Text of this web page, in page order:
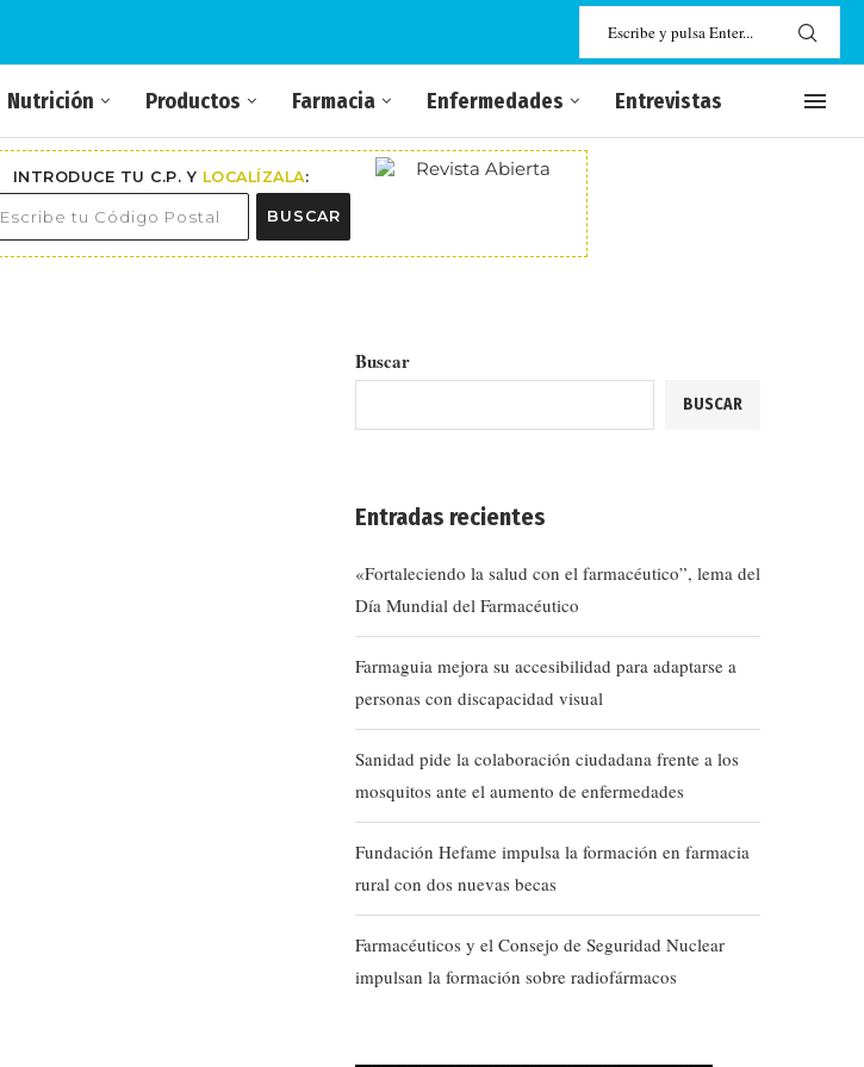
Nutrición Productos Farmacia Enfermedades Entrevistas
INTRODUCE TU C.P. Y LOCALÍZALA:
BUSCAR
Buscar
BUSCAR
Entradas recientes
«Fortaleciendo la salud con el farmacéutico”, lema del
Día Mundial del Farmacéutico
Farmaguia mejora su accesibilidad para adaptarse a
personas con discapacidad visual
Sanidad pide la colaboración ciudadana frente a los
mosquitos ante el aumento de enfermedades
Fundación Hefame impulsa la formación en farmacia
rural con dos nuevas becas
Farmacéuticos y el Consejo de Seguridad Nuclear
impulsan la formación sobre radiofármacos